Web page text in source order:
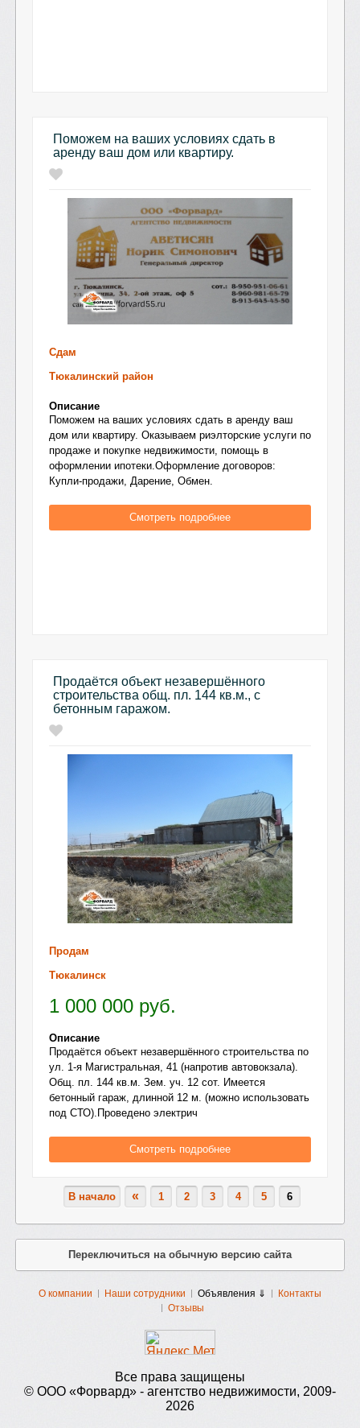
Поможем на ваших условиях сдать в
аренду ваш дом или квартиру.
Сдам
Тюкалинский район
Описание
Поможем на ваших условиях сдать в аренду ваш
дом или квартиру. Оказываем риэлторские услуги по
продаже и покупке недвижимости, помощь в
оформлении ипотеки.Оформление договоров:
Купли-продажи, Дарение, Обмен.
Смотреть подробнее
Продаётся объект незавершённого
строительства общ. пл. 144 кв.м., с
бетонным гаражом.
Продам
Тюкалинск
1 000 000 руб.
Описание
Продаётся объект незавершённого строительства по
ул. 1-я Магистральная, 41 (напротив автовокзала).
Общ. пл. 144 кв.м. Зем. уч. 12 сот. Имеется
бетонный гараж, длинной 12 м. (можно использовать
под СТО).Проведено электрич
Смотреть подробнее
В начало « 1 2 3 4 5 6
Переключиться на обычную версию сайта
О компании Наши сотрудники Объявления ⇓
Контакты
Отзывы
Все права защищены
© ООО «Форвард» - агентство недвижимости, 2009-
2026